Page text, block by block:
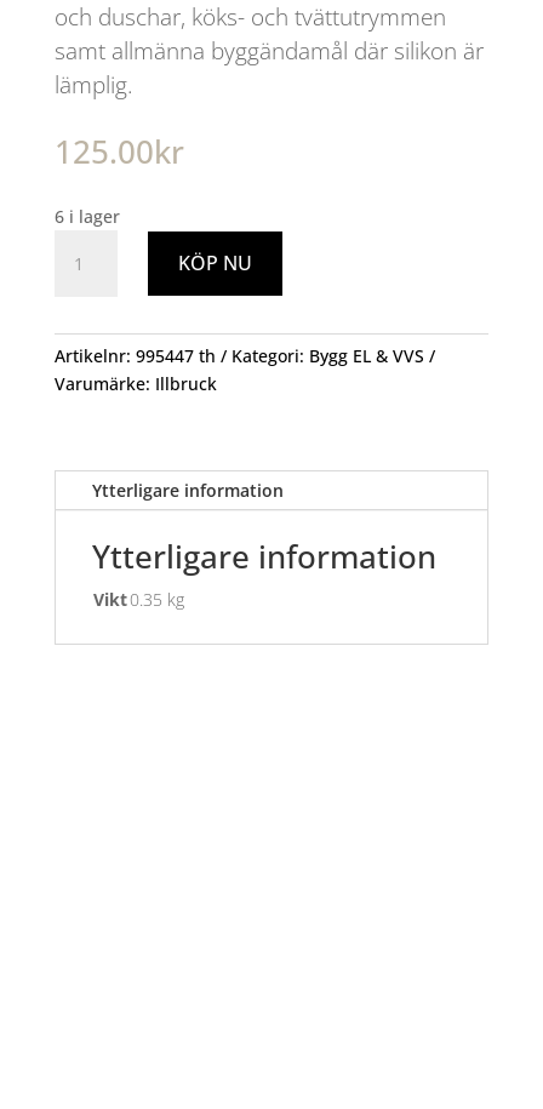
och duschar, köks- och tvättutrymmen
samt allmänna byggändamål där silikon är
lämplig.
125.00kr
6 i lager
Våtrumsilikon
300ml
mängd
KÖP NU
Artikelnr: 995447 th Kategori: Bygg EL & VVS
Varumärke: Illbruck
Ytterligare information
Ytterligare information
Vikt0.35 kg